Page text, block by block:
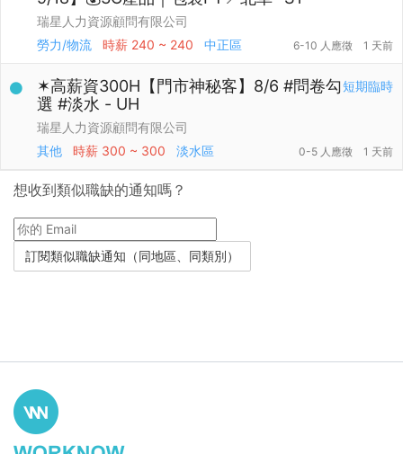
瑞星人力資源顧問有限公司
勞力/物流
時薪 240 ~ 240 中正區 6-10 人應徵 1 天前
短期臨時
✶高薪資300H【門市神秘客】8/6 #問卷勾
選 #淡水 - UH
瑞星人力資源顧問有限公司
其他
時薪 300 ~ 300 淡水區 0-5 人應徵 1 天前
想收到類似職缺的通知嗎？